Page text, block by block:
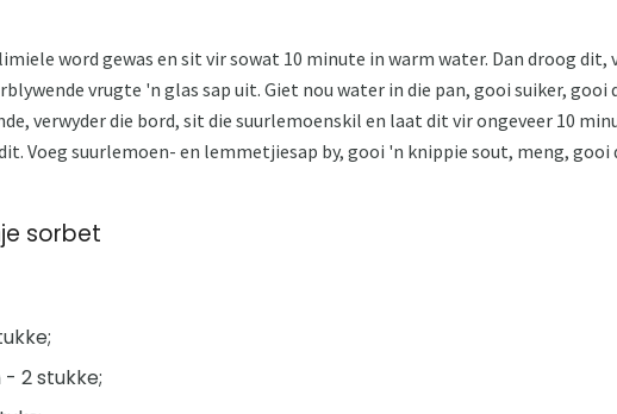
word gewas en sit vir sowat 10 minute in warm water. Dan droog
vrugte 'n glas sap uit. Giet nou water in die pan, gooi suiker,
verwyder die bord, sit die suurlemoenskil en laat dit vir ongeveer 10
Voeg suurlemoen- en lemmetjiesap by, gooi 'n knippie sout, meng,
sorbet
2 stukke;